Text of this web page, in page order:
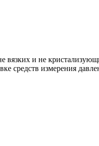
и не
средств измерения